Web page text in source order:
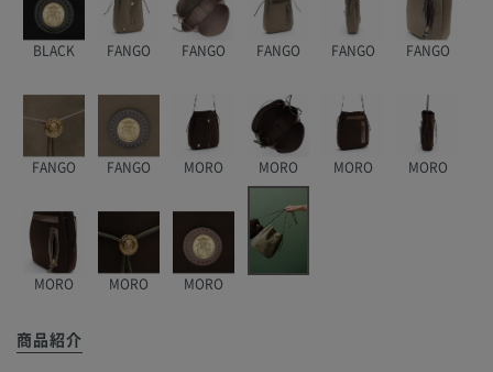
BLACK FANGO FANGO FANGO FANGO FANGO
FANGO FANGO MORO MORO MORO MORO
MORO MORO MORO
商品紹介